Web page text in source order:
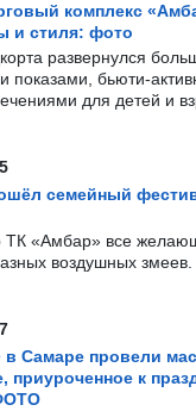
комплекс
и стиля: фото
развернулся
показами, бьюти-
для детей и
семейный
ТК «Амбар» все
воздушных змеев.
в Самаре провели
приуроченное к